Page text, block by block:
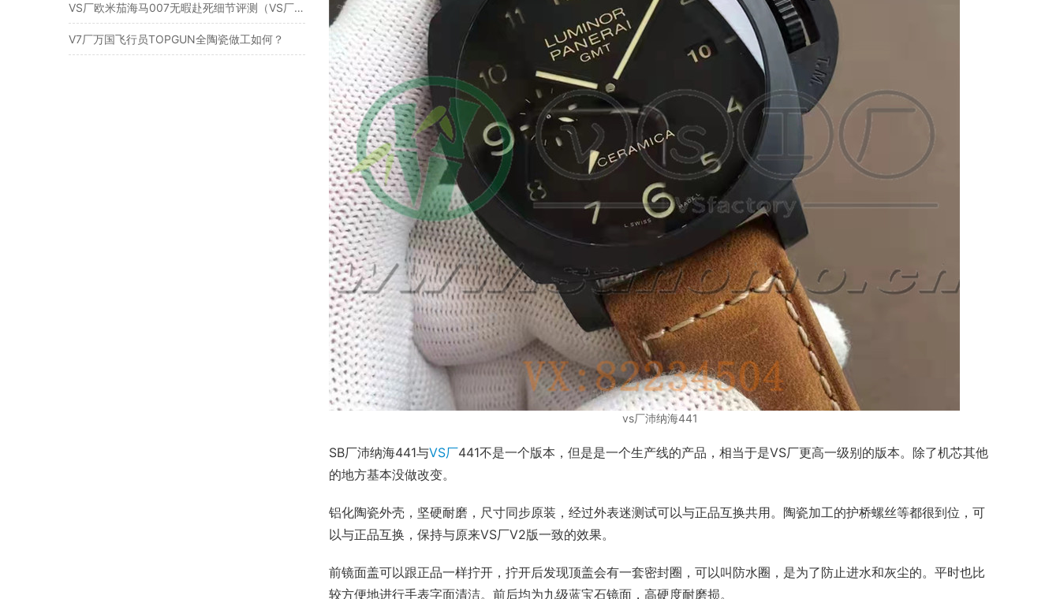
vs厂沛纳海441
SB厂沛纳海441与VS厂441不是一个版本，但是是一个生产线的产品，相当于是VS厂更高一级别的版本。除了机芯其他
的地方基本没做改变。
铝化陶瓷外壳，坚硬耐磨，尺寸同步原装，经过外表迷测试可以与正品互换共用。陶瓷加工的护桥螺丝等都很到位，可
以与正品互换，保持与原来VS厂V2版一致的效果。
前镜面盖可以跟正品一样拧开，拧开后发现顶盖会有一套密封圈，可以叫防水圈，是为了防止进水和灰尘的。平时也比
较方便地进行手表字面清洁。前后均为九级蓝宝石镜面，高硬度耐磨损。
VS厂欧米茄海马007无暇赴死细节评测（VS厂海马007无暇赴死怎么样）
V7厂万国飞行员TOPGUN全陶瓷做工如何？